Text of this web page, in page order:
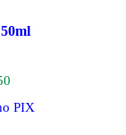
PIX